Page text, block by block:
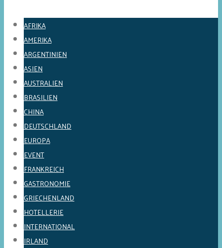
AFRIKA
AMERIKA
ARGENTINIEN
ASIEN
AUSTRALIEN
BRASILIEN
CHINA
DEUTSCHLAND
EUROPA
EVENT
FRANKREICH
GASTRONOMIE
GRIECHENLAND
HOTELLERIE
INTERNATIONAL
IRLAND